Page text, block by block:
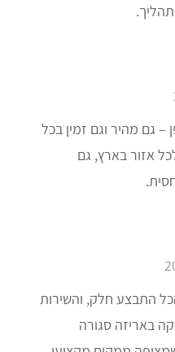
גם מהיר וגם זמין בכל
אזור בארץ, גם
התבצע חלק, והשירות
באריזה סגורה